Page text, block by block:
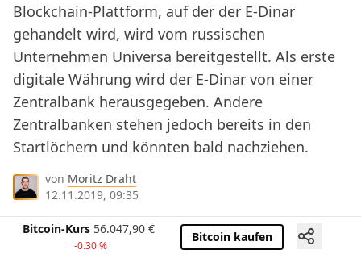
Blockchain-Plattform, auf der der E-Dinar
gehandelt wird, wird vom russischen
Unternehmen Universa bereitgestellt. Als erste
digitale Währung wird der E-Dinar von einer
Zentralbank herausgegeben. Andere
Zentralbanken stehen jedoch bereits in den
Startlöchern und könnten bald nachziehen.
von Moritz Draht
12.11.2019, 09:35
Bitcoin-Kurs 56.047,90 €
-0.30 %
Bitcoin kaufen